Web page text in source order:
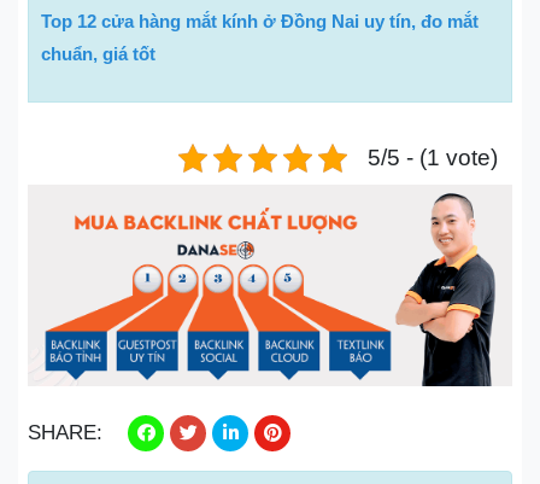
Top 12 cửa hàng mắt kính ở Đồng Nai uy tín, đo mắt
chuẩn, giá tốt
5/5 - (1 vote)
SHARE: